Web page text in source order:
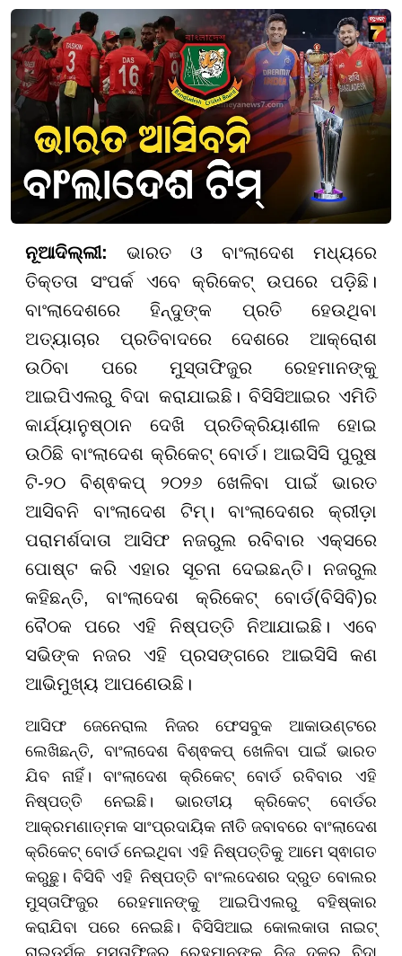
ନୂଆଦିଲ୍ଲୀ: ଭାରତ ଓ ବାଂଲାଦେଶ ମଧ୍ୟରେ
ତିକ୍ତତା ସଂପର୍କ ଏବେ କ୍ରିକେଟ୍ ଉପରେ ପଡ଼ିଛି।
ବାଂଲାଦେଶରେ ହିନ୍ଦୁଙ୍କ ପ୍ରତି ହେଉଥିବା
ଅତ୍ୟାଚାର ପ୍ରତିବାଦରେ ଦେଶରେ ଆକ୍ରୋଶ
ଉଠିବା ପରେ ମୁସ୍ତାଫିଜୁର ରେହମାନଙ୍କୁ
ଆଇପିଏଲରୁ ବିଦା କରାଯାଇଛି। ବିସିସିଆଇର ଏମିତି
କାର୍ଯ୍ୟାନୁଷ୍ଠାନ ଦେଖି ପ୍ରତିକ୍ରିୟାଶୀଳ ହୋଇ
ଉଠିଛି ବାଂଲାଦେଶ କ୍ରିକେଟ୍ ବୋର୍ଡ। ଆଇସିସି ପୁରୁଷ
ଟି-୨୦ ବିଶ୍ଵକପ୍ ୨୦୨୬ ଖେଳିବା ପାଇଁ ଭାରତ
ଆସିବନି ବାଂଲାଦେଶ ଟିମ୍। ବାଂଲାଦେଶର କ୍ରୀଡ଼ା
ପରାମର୍ଶଦାତା ଆସିଫ ନଜରୁଲ ରବିବାର ଏକ୍ସରେ
ପୋଷ୍ଟ କରି ଏହାର ସୂଚନା ଦେଇଛନ୍ତି। ନଜରୁଲ
କହିଛନ୍ତି, ବାଂଲାଦେଶ କ୍ରିକେଟ୍ ବୋର୍ଡ(ବିସିବି)ର
ବୈଠକ ପରେ ଏହି ନିଷ୍ପତ୍ତି ନିଆଯାଇଛି। ଏବେ
ସଭିଙ୍କ ନଜର ଏହି ପ୍ରସଙ୍ଗରେ ଆଇସିସି କଣ
ଆଭିମୁଖ୍ୟ ଆପଣେଉଛି।
ଆସିଫ ଜେନେରାଲ ନିଜର ଫେସବୁକ ଆକାଉଣ୍ଟରେ
ଲେଖିଛନ୍ତି, ବାଂଲାଦେଶ ବିଶ୍ଵକପ୍ ଖେଳିବା ପାଇଁ ଭାରତ
ଯିବ ନାହିଁ। ବାଂଲାଦେଶ କ୍ରିକେଟ୍ ବୋର୍ଡ ରବିବାର ଏହି
ନିଷ୍ପତ୍ତି ନେଇଛି। ଭାରତୀୟ କ୍ରିକେଟ୍ ବୋର୍ଡର
ଆକ୍ରମଣାତ୍ମକ ସାଂପ୍ରଦାୟିକ ନୀତି ଜବାବରେ ବାଂଲାଦେଶ
କ୍ରିକେଟ୍ ବୋର୍ଡ ନେଇଥିବା ଏହି ନିଷ୍ପତ୍ତିକୁ ଆମେ ସ୍ଵାଗତ
କରୁଛୁ। ବିସିବି ଏହି ନିଷ୍ପତ୍ତି ବାଂଲଦେଶର ଦ୍ରୁତ ବୋଲର
ମୁସ୍ତାଫିଜୁର ରେହମାନଙ୍କୁ ଆଇପିଏଲରୁ ବହିଷ୍କାର
କରାଯିବା ପରେ ନେଇଛି। ବିସିସିଆଇ କୋଲକାତା ନାଇଟ୍
ରାଇଡର୍ସକୁ ମୁସ୍ତାଫିଜୁର ରେହମାନଙ୍କୁ ନିଜ ଦଳରୁ ବିଦା